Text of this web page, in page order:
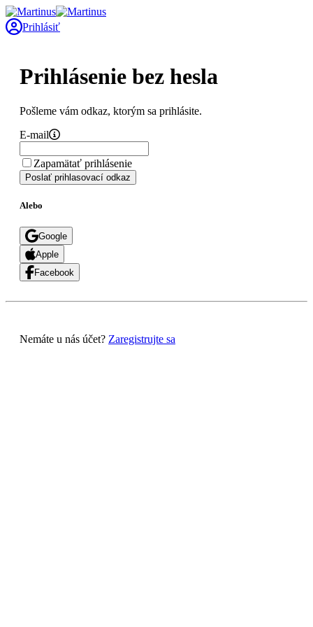
Prihlásiť
Prihlásenie bez hesla
Pošleme vám odkaz, ktorým sa prihlásite.
E-mail
Zapamätať prihlásenie
Poslať prihlasovací odkaz
Alebo
Google
Apple
Facebook
Nemáte u nás účet? Zaregistrujte sa